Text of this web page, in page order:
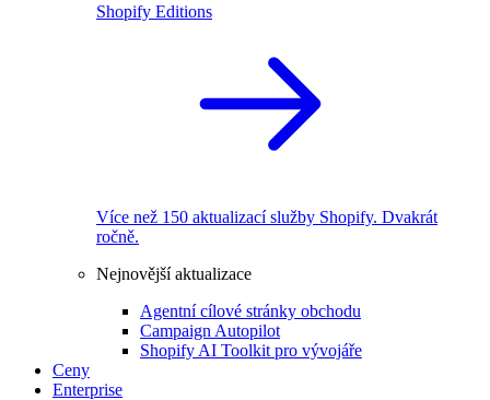
Shopify Editions
Více než 150 aktualizací služby Shopify. Dvakrát
ročně.
Nejnovější aktualizace
Agentní cílové stránky obchodu
Campaign Autopilot
Shopify AI Toolkit pro vývojáře
Ceny
Enterprise